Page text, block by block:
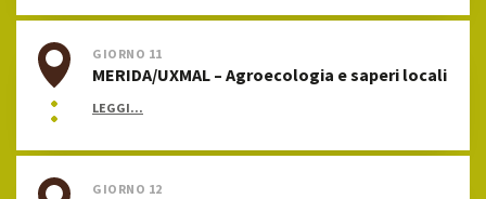
GIORNO 11
MERIDA/UXMAL – Agroecologia e saperi locali
LEGGI...
GIORNO 12